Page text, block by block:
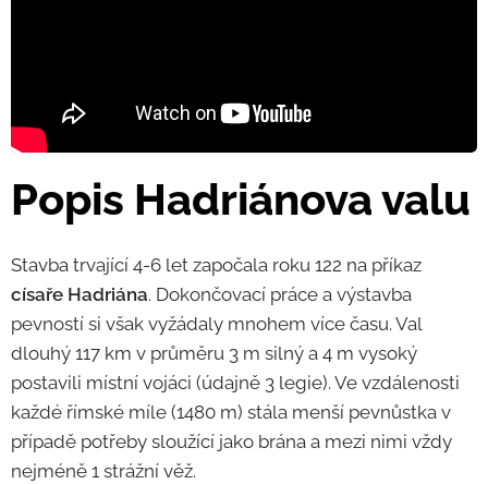
Popis Hadriánova valu
Stavba trvající 4-6 let započala roku 122 na příkaz
císaře Hadriána. Dokončovací práce a výstavba
pevností si však vyžádaly mnohem více času. Val
dlouhý 117 km v průměru 3 m silný a 4 m vysoký
postavili místní vojáci (údajně 3 legie). Ve vzdálenosti
každé římské míle (1480 m) stála menší pevnůstka v
případě potřeby sloužící jako brána a mezi nimi vždy
nejméně 1 strážní věž.